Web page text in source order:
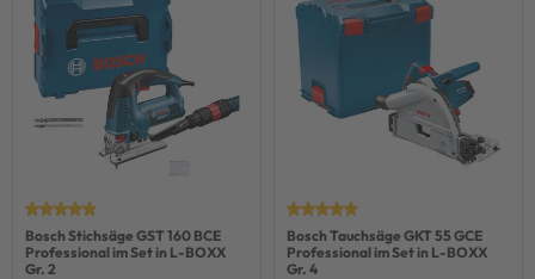
Bosch Stichsäge GST 160 BCE
Professional im Set in L-BOXX
Gr. 2
Bosch Tauchsäge GKT 55 GCE
Professional im Set in L-BOXX
Gr. 4